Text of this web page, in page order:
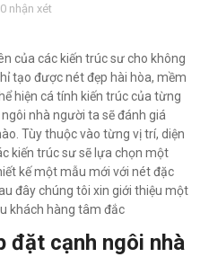
nhận xét
của các kiến trúc sư cho không
tạo được nét đẹp hài hòa, mềm
hiện cá tính kiến trúc của từng
nhà người ta sẽ đánh giá
Tùy thuộc vào từng vị trí, diện
kiến trúc sư sẽ lựa chọn một
kế một mẫu mới với nét đặc
đây chúng tôi xin giới thiệu một
khách hàng tâm đắc
đặt cạnh ngôi nhà